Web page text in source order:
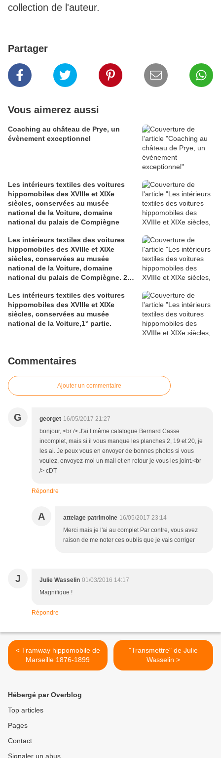
collection de l'auteur.
Partager
Vous aimerez aussi
Coaching au château de Prye, un
évènement exceptionnel
Les intérieurs textiles des voitures
hippomobiles des XVIIIe et XIXe
siècles, conservées au musée
national de la Voiture, domaine
national du palais de Compiègne
Les intérieurs textiles des voitures
hippomobiles des XVIIIe et XIXe
siècles, conservées au musée
national de la Voiture, domaine
national du palais de Compiègne. 2°
Les intérieurs textiles des voitures
hippomobiles des XVIIIe et XIXe
siècles, conservées au musée
national de la Voiture,1° partie.
Commentaires
Ajouter un commentaire
G georget 16/05/2017 21:27
bonjour, <br /> J'ai l même catalogue Bernard Casse
incomplet, mais si il vous manque les planches 2, 19 et 20, je
les ai. Je peux vous en envoyer de bonnes photos si vous
voulez, envoyez-moi un mail et en retour je vous les joint.<br
/> cDT
Répondre
A attelage patrimoine 16/05/2017 23:14
Merci mais je l'ai au complet Par contre, vous avez
raison de me noter ces oublis que je vais corriger
J Julie Wasselin 01/03/2016 14:17
Magnifique !
Répondre
< Tramway hippomobile de
Marseille 1876-1899
"Transmettre" de Julie
Wasselin >
Hébergé par Overblog
Top articles
Pages
Contact
Signaler un abus